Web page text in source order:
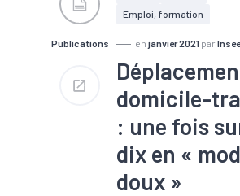
#Développement
#Enjeux sociétaux
#Formation
#Insertion
#Interim
#Marché du travail
#Métier
#Métropole
#Mobilité
#PIB
#Population
#Population active
#Revenu
#Tissu économique
Publications
Emploi, formation
en janvier 2021 par Insee
domicile-
: une fois
dix en «
doux »